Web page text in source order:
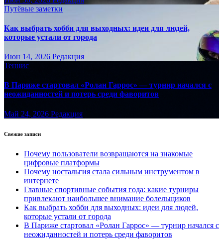
Путёвые заметки
Как выбрать хобби для выходных: идеи для людей,
которые устали от города
Июн 14, 2026 Редакция
Теннис
В Париже стартовал «Ролан Гаррос» — турнир начался с
неожиданностей и потерь среди фаворитов
Май 24, 2026 Редакция
Свежие записи
Почему пользователи возвращаются на знакомые
цифровые платформы
Почему ностальгия стала сильным инструментом в
интернете
Главные спортивные события года: какие турниры
привлекают наибольшее внимание болельщиков
Как выбрать хобби для выходных: идеи для людей,
которые устали от города
В Париже стартовал «Ролан Гаррос» — турнир начался с
неожиданностей и потерь среди фаворитов